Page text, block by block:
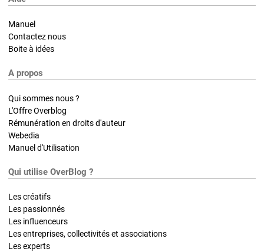
Manuel
Contactez nous
Boite à idées
A propos
Qui sommes nous ?
L'Offre Overblog
Rémunération en droits d'auteur
Webedia
Manuel d'Utilisation
Qui utilise OverBlog ?
Les créatifs
Les passionnés
Les influenceurs
Les entreprises, collectivités et associations
Les experts